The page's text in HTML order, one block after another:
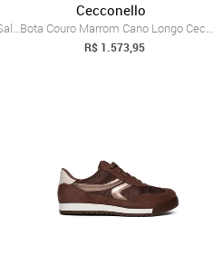
Sandália Em Couro Marrom Com Salto Kitten Heel
Cecconello
Bota Couro Marrom Cano Longo Cecconello 2971001-1
R$ 1.573,95